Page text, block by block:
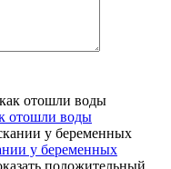
отошли воды
у беременных